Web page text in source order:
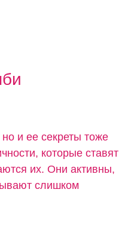
и ее секреты тоже
которые ставят
их. Они активны,
слишком